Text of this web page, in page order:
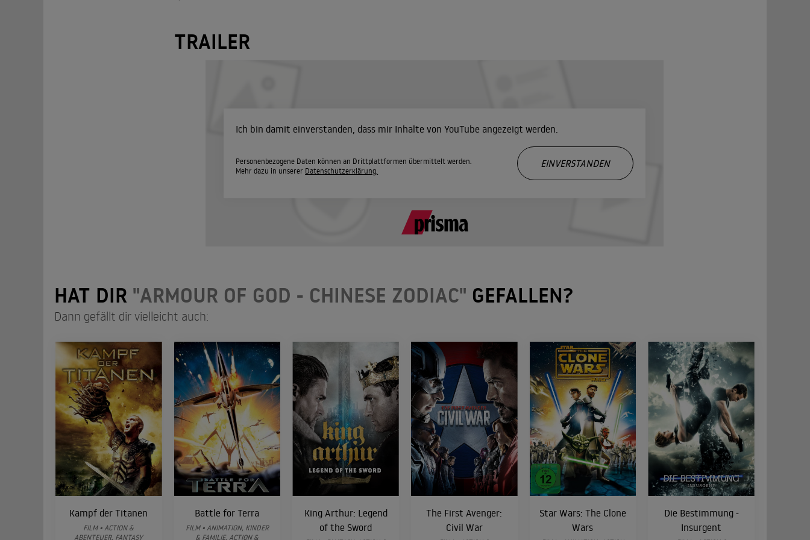
TRAILER
Ich bin damit einverstanden, dass mir Inhalte von YouTube angezeigt werden.
Personenbezogene Daten können an Drittplattformen übermittelt werden.
Mehr dazu in unserer Datenschutzerklärung.
EINVERSTANDEN
HAT DIR "ARMOUR OF GOD - CHINESE ZODIAC" GEFALLEN?
Dann gefällt dir vielleicht auch:
Kampf der Titanen
FILM • ACTION &
ABENTEUER, FANTASY
Battle for Terra
FILM • ANIMATION, KINDER
& FAMILIE, ACTION &
King Arthur: Legend
of the Sword
The First Avenger:
Civil War
Star Wars: The Clone
Wars
Die Bestimmung -
Insurgent